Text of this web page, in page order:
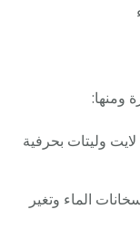
ومنها:
وليتات بحرفية
الماء وتغير